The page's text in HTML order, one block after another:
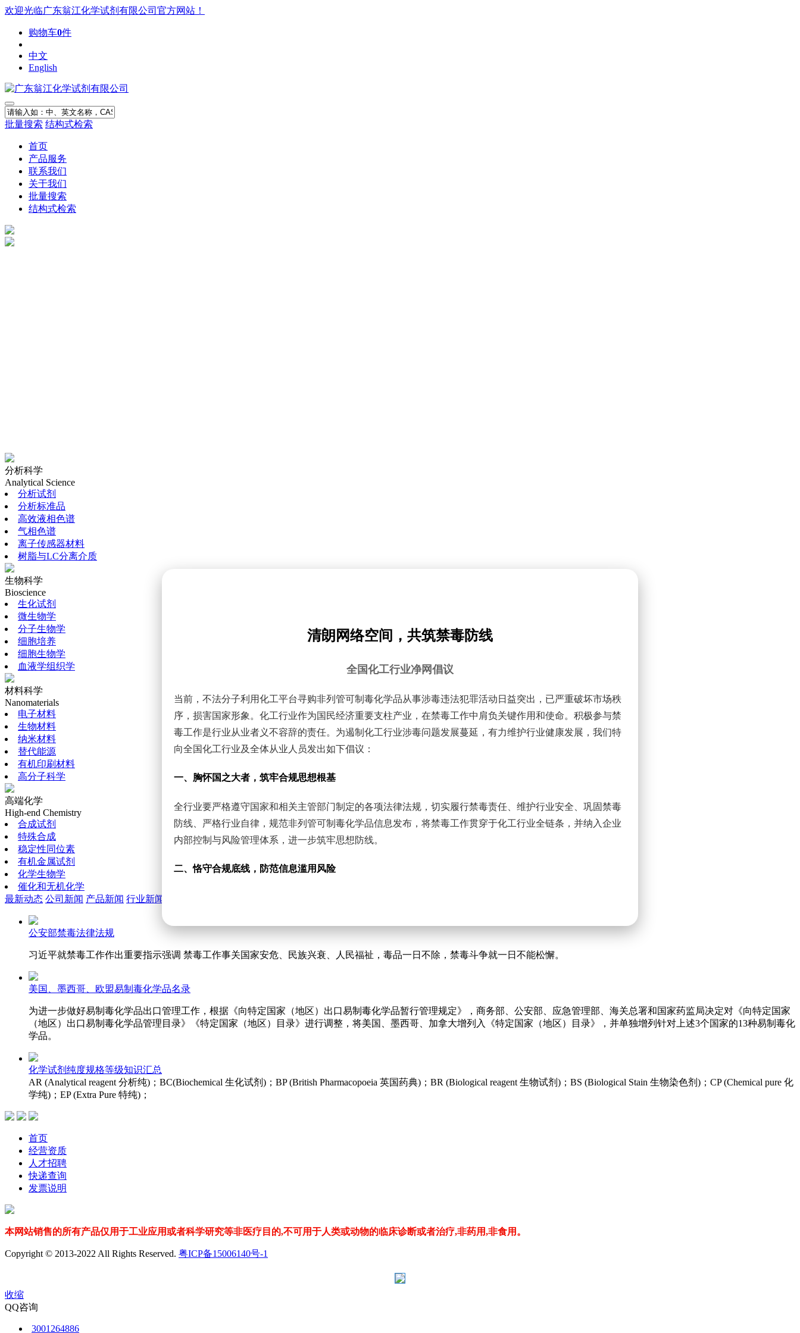
欢迎光临广东翁江化学试剂有限公司官方网站！
购物车0件
中文
English
批量搜索 结构式检索
首页
产品服务
联系我们
关于我们
批量搜索
结构式检索
分析科学
Analytical Science
分析试剂
分析标准品
高效液相色谱
气相色谱
离子传感器材料
树脂与LC分离介质
生物科学
Bioscience
生化试剂
微生物学
分子生物学
细胞培养
细胞生物学
血液学组织学
材料科学
Nanomaterials
电子材料
生物材料
纳米材料
替代能源
有机印刷材料
高分子科学
高端化学
High-end Chemistry
合成试剂
特殊合成
稳定性同位素
有机金属试剂
化学生物学
催化和无机化学
最新动态 公司新闻 产品新闻 行业新闻
公安部禁毒法律法规
习近平就禁毒工作作出重要指示强调 禁毒工作事关国家安危、民族兴衰、人民福祉，毒品一日不除，禁毒斗争就一日不能松懈。
美国、墨西哥、欧盟易制毒化学品名录
为进一步做好易制毒化学品出口管理工作，根据《向特定国家（地区）出口易制毒化学品暂行管理规定》，商务部、公安部、应急管理部、海关总署和国家药监局决定对《向特定国家
（地区）出口易制毒化学品管理目录》《特定国家（地区）目录》进行调整，将美国、墨西哥、加拿大增列入《特定国家（地区）目录》，并单独增列针对上述3个国家的13种易制毒化
学品。
化学试剂纯度规格等级知识汇总
AR (Analytical reagent 分析纯)；BC(Biochemical 生化试剂)；BP (British Pharmacopoeia 英国药典)；BR (Biological reagent 生物试剂)；BS (Biological Stain 生物染色剂)；CP (Chemical pure 化
学纯)；EP (Extra Pure 特纯)；
清朗网络空间，共筑禁毒防线
全国化工行业净网倡议
当前，不法分子利用化工平台寻购非列管可制毒化学品从事涉毒违法犯罪活动日益突出，已严重破坏市场秩
序，损害国家形象。化工行业作为国民经济重要支柱产业，在禁毒工作中肩负关键作用和使命。积极参与禁
毒工作是行业从业者义不容辞的责任。为遏制化工行业涉毒问题发展蔓延，有力维护行业健康发展，我们特
向全国化工行业及全体从业人员发出如下倡议：
一、胸怀国之大者，筑牢合规思想根基
全行业要严格遵守国家和相关主管部门制定的各项法律法规，切实履行禁毒责任、维护行业安全、巩固禁毒
防线、严格行业自律，规范非列管可制毒化学品信息发布，将禁毒工作贯穿于化工行业全链条，并纳入企业
内部控制与风险管理体系，进一步筑牢思想防线。
二、恪守合规底线，防范信息滥用风险
三、强化审慎核查，阻断异常交易链条
全行业要强化合规审核风险防控意识。在涉非列管可制毒化学品及相关敏感物质交易中，倡议企业执行审慎
客户背景调查与采购用途核实程序。对交易对象存在资质可疑、采购异常或用途不明等情况的，要高度警惕
并加强核验。鼓励企业建立内部预警机制，对无法排除风险的，应果断拒绝并及时向有关部门反映。
维护行业整体形象需要每一家企业的共同努力。我们倡议，全行业要加强沟通，在识别风险、分享经验等方
让我们以高度的政治自觉、严谨的合规行动和积极的行业协同，
首页
经营资质
人才招聘
快递查询
发票说明
本网站销售的所有产品仅用于工业应用或者科学研究等非医疗目的,不可用于人类或动物的临床诊断或者治疗,非药用,非食用。
Copyright © 2013-2022 All Rights Reserved. 粤ICP备15006140号-1
收缩
QQ咨询
3001264886